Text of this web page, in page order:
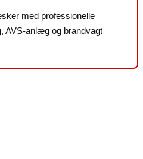
med professionelle
AVS-anlæg og brandvagt